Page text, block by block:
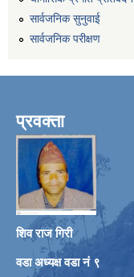
सार्वजनिक सुनुवाई
सार्वजनिक परीक्षण
प्रवक्ता
शिव राज गिरी
वडा अध्यक्ष वडा नं ९